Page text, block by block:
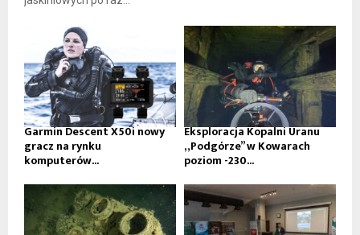
Garmin Descent X50i nowy
gracz na rynku
komputerów...
Eksploracja Kopalni Uranu
„Podgórze” w Kowarach
poziom -230...